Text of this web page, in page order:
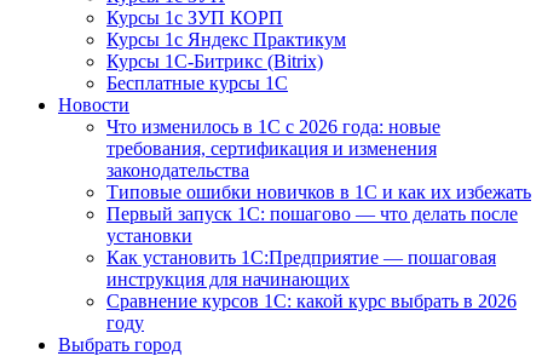
Курсы 1с ЗУП КОРП
Курсы 1с Яндекс Практикум
Курсы 1С-Битрикс (Bitrix)
Бесплатные курсы 1С
Новости
Что изменилось в 1С с 2026 года: новые
требования, сертификация и изменения
законодательства
Типовые ошибки новичков в 1С и как их избежать
Первый запуск 1С: пошагово — что делать после
установки
Как установить 1С:Предприятие — пошаговая
инструкция для начинающих
Сравнение курсов 1С: какой курс выбрать в 2026
году
Выбрать город